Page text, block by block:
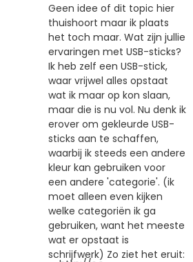
Geen idee of dit topic hier
thuishoort maar ik plaats
het toch maar. Wat zijn jullie
ervaringen met USB-sticks?
Ik heb zelf een USB-stick,
waar vrijwel alles opstaat
wat ik maar op kon slaan,
maar die is nu vol. Nu denk ik
erover om gekleurde USB-
sticks aan te schaffen,
waarbij ik steeds een andere
kleur kan gebruiken voor
een andere 'categorie'. (ik
moet alleen even kijken
welke categoriën ik ga
gebruiken, want het meeste
wat er opstaat is
schrijfwerk) Zo ziet het eruit: